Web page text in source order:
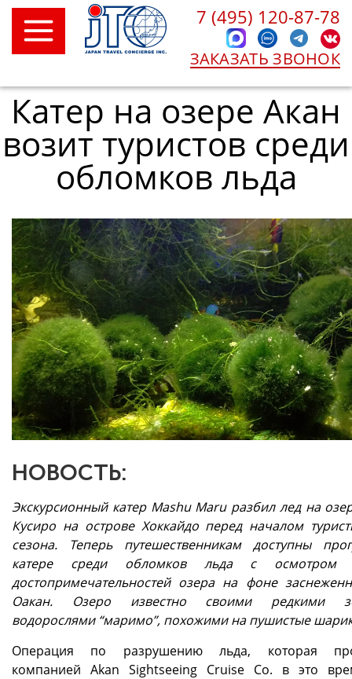
7 (495) 120-87-78
ЗАКАЗАТЬ ЗВОНОК
Катер на озере Акан
возит туристов среди
обломков льда
НОВОСТЬ:
Экскурсионный катер Mashu Maru разбил лед на
Кусиро на острове Хоккайдо перед началом
сезона. Теперь путешественникам доступны
катере среди обломков льда с осмотром
достопримечательностей озера на фоне
Оакан. Озеро известно своими редкими
водорослями “маримо”, похожими на пушистые
Операция по разрушению льда, которая
компанией Akan Sightseeing Cruise Co. в это